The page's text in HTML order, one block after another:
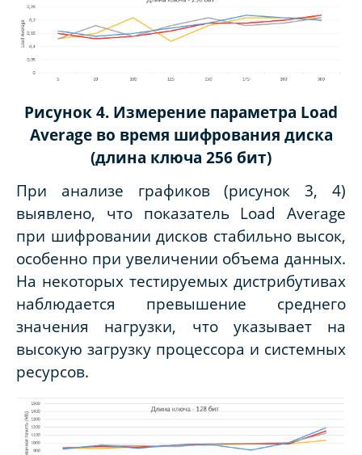
Рисунок 4. Измерение параметра Load
Averageво время шифрования диска
(длина ключа 256 бит)
При анализе графиков (рисунок 3, 4)
выявлено, что показатель Load Average
при шифровании дисков стабильно высок,
особенно при увеличении объема данных.
На некоторых тестируемых дистрибутивах
наблюдается превышение среднего
значения нагрузки, что указывает на
высокую загрузку процессора и системных
ресурсов.